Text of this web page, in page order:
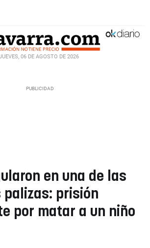
06 DE AGOSTO DE 2026
en una de las
palizas: prisión
por matar a un niño